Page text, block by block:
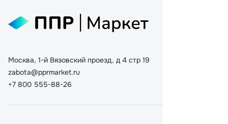
Москва, 1-й Вязовский проезд, д 4 стр 19
zabota@pprmarket.ru
+7 800 555-88-26